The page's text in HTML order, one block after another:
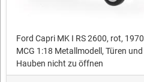
Ford Capri MK I RS 2600, rot, 1970
MCG 1:18 Metallmodell, Türen und
Hauben nicht zu öffnen